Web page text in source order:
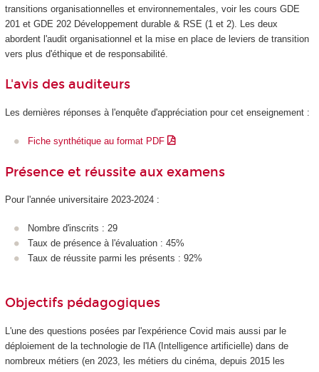
transitions organisationnelles et environnementales, voir les cours GDE
201 et GDE 202 Développement durable & RSE (1 et 2). Les deux
abordent l'audit organisationnel et la mise en place de leviers de transition
vers plus d'éthique et de responsabilité.
L'avis des auditeurs
Les dernières réponses à l'enquête d'appréciation pour cet enseignement :
Fiche synthétique au format PDF
Présence et réussite aux examens
Pour l'année universitaire 2023-2024 :
Nombre d'inscrits : 29
Taux de présence à l'évaluation : 45%
Taux de réussite parmi les présents : 92%
Objectifs pédagogiques
L'une des questions posées par l'expérience Covid mais aussi par le
déploiement de la technologie de l'IA (Intelligence artificielle) dans de
nombreux métiers (en 2023, les métiers du cinéma, depuis 2015 les